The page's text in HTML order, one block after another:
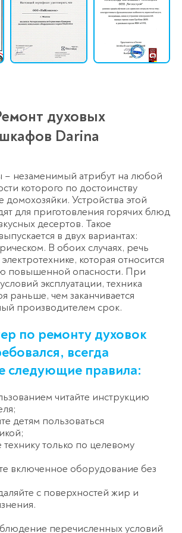
духовых
шкафов Darina
незаменимый атрибут на любой
которого по достоинству
Устройства этой
для приготовления горячих блюд
десертов. Такое
в двух вариантах:
В обоих случаях, речь
которая относится
повышенной опасности. При
эксплуатации, техника
раньше, чем заканчивается
производителем срок.
по ремонту духовок
всегда
следующие правила:
читайте инструкцию
детям пользоваться
технику только по целевому
включенное оборудование без
с поверхностей жир и
перечисленных условий